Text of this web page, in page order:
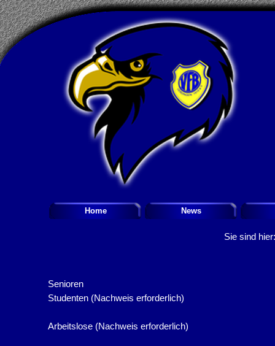
Home News
Sie sind
Senioren
Studenten (Nachweis erforderlich)
Arbeitslose (Nachweis erforderlich)